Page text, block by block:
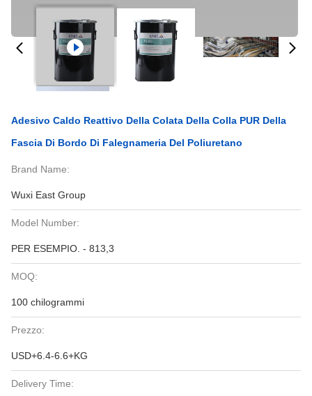
Adesivo Caldo Reattivo Della Colata Della Colla PUR Della
Fascia Di Bordo Di Falegnameria Del Poliuretano
Brand Name:
Wuxi East Group
Model Number:
PER ESEMPIO. - 813,3
MOQ:
100 chilogrammi
Prezzo:
USD+6.4-6.6+KG
Delivery Time: